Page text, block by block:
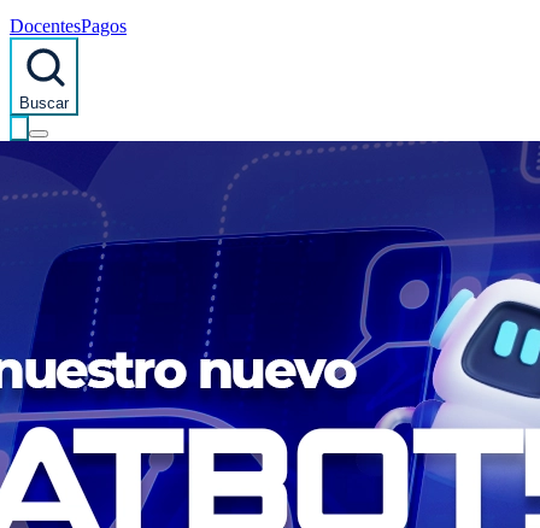
DocentesPagos
Buscar